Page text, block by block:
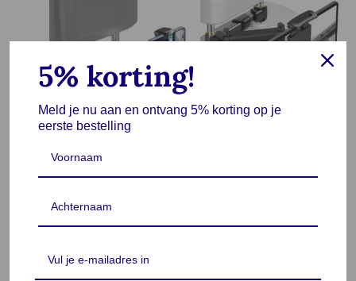
Lukana Telefoonhouder
€12,95
5% korting!
Meld je nu aan en ontvang 5% korting op je
eerste bestelling